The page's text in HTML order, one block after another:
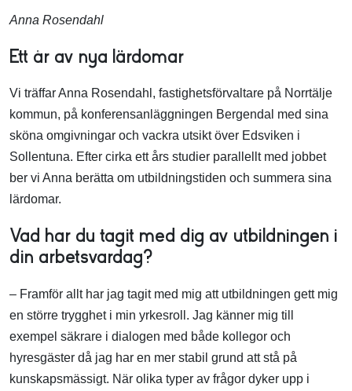
Anna Rosendahl
Ett år av nya lärdomar
Vi träffar Anna Rosendahl, fastighetsförvaltare på Norrtälje
kommun, på konferensanläggningen Bergendal med sina
sköna omgivningar och vackra utsikt över Edsviken i
Sollentuna. Efter cirka ett års studier parallellt med jobbet
ber vi Anna berätta om utbildningstiden och summera sina
lärdomar.
Vad har du tagit med dig av utbildningen i
din arbetsvardag?
– Framför allt har jag tagit med mig att utbildningen gett mig
en större trygghet i min yrkesroll. Jag känner mig till
exempel säkrare i dialogen med både kollegor och
hyresgäster då jag har en mer stabil grund att stå på
kunskapsmässigt. När olika typer av frågor dyker upp i